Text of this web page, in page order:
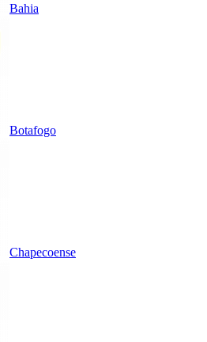
Bahia
Botafogo
Chapecoense